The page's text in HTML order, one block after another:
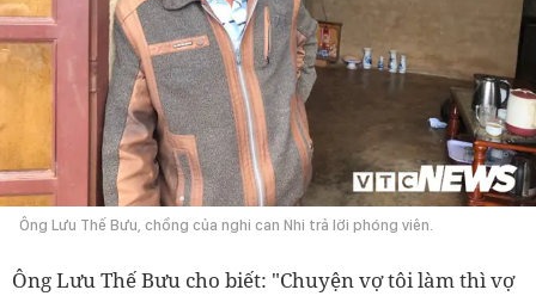
Ông Lưu Thế Bưu, chồng của nghi can Nhi trả lời phóng viên.
Ông Lưu Thế Bưu cho biết: "Chuyện vợ tôi làm thì vợ